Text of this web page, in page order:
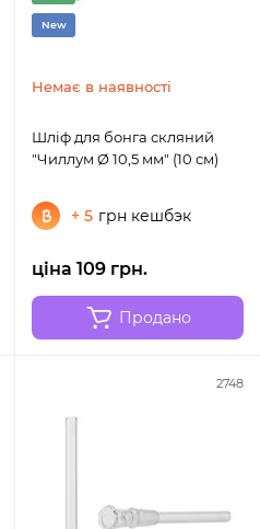
New
Немає в наявності
Шліф для бонга скляний
"Чиллум Ø 10,5 мм" (10 см)
+ 5 грн кешбэк
ціна 109 грн.
Продано
2748